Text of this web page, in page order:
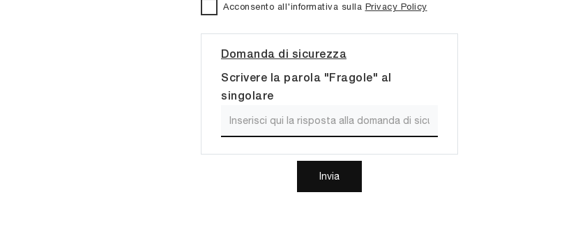
Acconsento all'informativa sulla Privacy Policy
Domanda di sicurezza
Scrivere la parola "Fragole" al
singolare
Invia